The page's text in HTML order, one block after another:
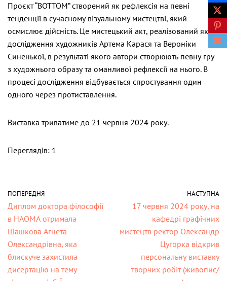
Проєкт “BOTTOM” створений як рефлексія на певні
тенденції в сучасному візуальному мистецтві, який
осмислює дійсність. Це мистецький акт, реалізований як
дослідження художників Артема Карася та Вероніки
Синенької, в результаті якого автори створюють певну гру
з художнього образу та оманливої рефлексії на нього. В
процесі дослідження відбувається спростування один
одного через протиставлення.
Виставка триватиме до 21 червня 2024 року.
Переглядів: 1
ПОПЕРЕДНЯ
Диплом доктора філософії
в НАОМА отримала
Шашкова Агнета
Олександрівна, яка
блискуче захистила
дисертацію на тему
НАСТУПНА
17 червня 2024 року, на
кафедрі графічних
мистецтв ректор Олександр
Цугорка відкрив
персональну виставку
творчих робіт (живопис/